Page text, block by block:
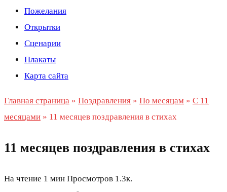
Пожелания
Открытки
Сценарии
Плакаты
Карта сайта
Главная страница » Поздравления » По месяцам » С 11
месяцами » 11 месяцев поздравления в стихах
11 месяцев поздравления в стихах
На чтение 1 мин Просмотров 1.3к.